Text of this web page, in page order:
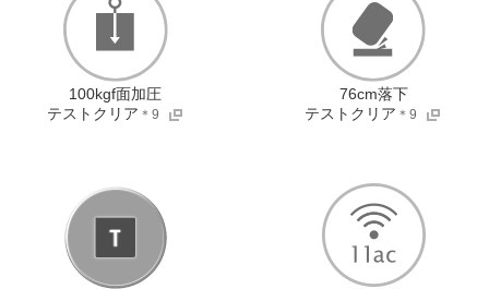
100kgf面加圧
テストクリア ＊9
76cm落下
テストクリア ＊9